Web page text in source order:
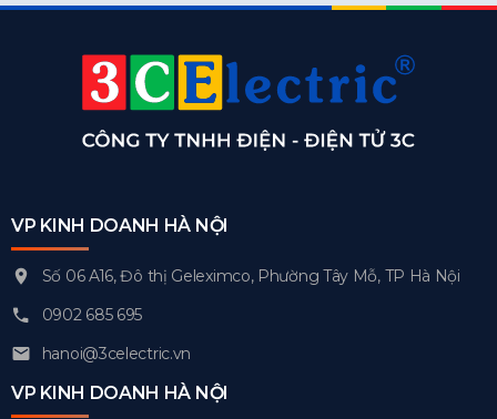
VP KINH DOANH HÀ NỘI
Số 06 A16, Đô thị Geleximco, Phường Tây Mỗ, TP Hà Nội
0902 685 695
hanoi@3celectric.vn
VP KINH DOANH HÀ NỘI